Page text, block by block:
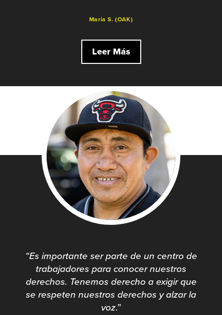
Maria S. (OAK)
Leer Más
“Es importante ser parte de un centro de
trabajadores para conocer nuestros
derechos. Tenemos derecho a exigir que
se respeten nuestros derechos y alzar la
voz.”